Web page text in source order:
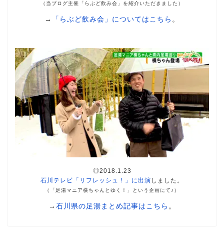
（当ブログ主催「らぶど飲み会」を紹介いただきました）
→ 「らぶど飲み会」についてはこちら 。
◎2018.1.23
石川テレビ「リフレッシュ！」に出演 しました。
（「足湯マニア横ちゃんとゆく！」という企画にて♪）
→ 石川県の足湯まとめ記事はこちら 。